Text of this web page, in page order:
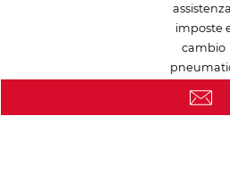
assistenza,
imposte
cambio